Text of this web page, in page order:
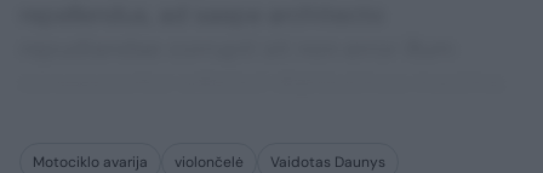
Motociklo avarija violončelė
Vaidotas Daunys